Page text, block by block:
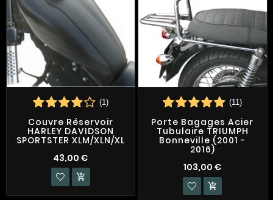
(1)
Couvre Réservoir
HARLEY DAVIDSON
SPORTSTER XLM/XLN/XL
43,00 €

(11)
Porte Bagages Acier
Tubulaire TRIUMPH
Bonneville (2001 -
2016)
103,00 €
